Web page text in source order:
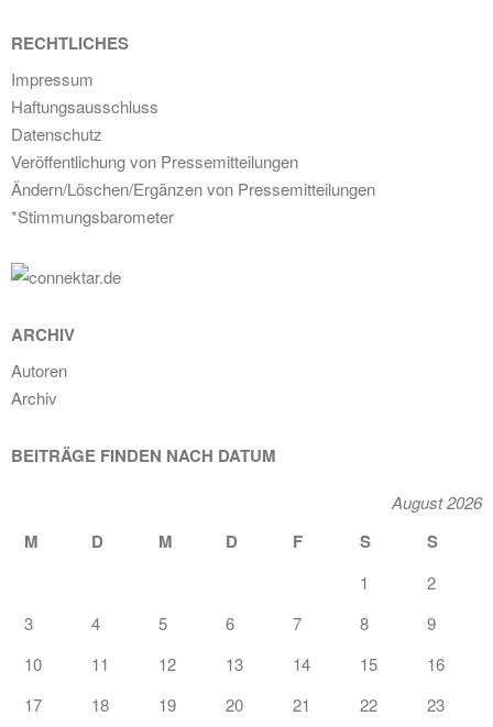
RECHTLICHES
Impressum
Haftungsausschluss
Datenschutz
Veröffentlichung von Pressemitteilungen
Ändern/Löschen/Ergänzen von Pressemitteilungen
*Stimmungsbarometer
ARCHIV
Autoren
Archiv
BEITRÄGE FINDEN NACH DATUM
August 2026
M D M D F S S
1
2
3
4 5 6 7 8
9
10
11 12 13 14 15
16
17
18 19 20 21 22 23